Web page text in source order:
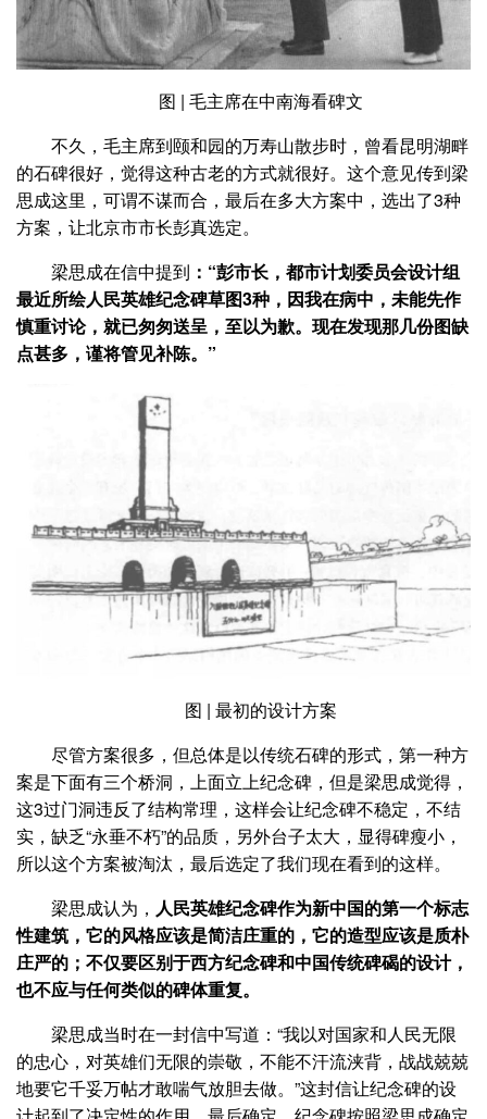
图 | 毛主席在中南海看碑文
不久，毛主席到颐和园的万寿山散步时，曾看昆明湖畔
的石碑很好，觉得这种古老的方式就很好。这个意见传到梁
思成这里，可谓不谋而合，最后在多大方案中，选出了3种
方案，让北京市市长彭真选定。
梁思成在信中提到 ：“彭市长，都市计划委员会设计组
最近所绘人民英雄纪念碑草图3种，因我在病中，未能先作
慎重讨论，就已匆匆送呈，至以为歉。现在发现那几份图缺
点甚多，谨将管见补陈。”
图 | 最初的设计方案
尽管方案很多，但总体是以传统石碑的形式，第一种方
案是下面有三个桥洞，上面立上纪念碑，但是梁思成觉得，
这3过门洞违反了结构常理，这样会让纪念碑不稳定，不结
实，缺乏“永垂不朽”的品质，另外台子太大，显得碑瘦小，
所以这个方案被淘汰，最后选定了我们现在看到的这样。
梁思成认为， 人民英雄纪念碑作为新中国的第一个标志
性建筑，它的风格应该是简洁庄重的，它的造型应该是质朴
庄严的；不仅要区别于西方纪念碑和中国传统碑碣的设计，
也不应与任何类似的碑体重复。
梁思成当时在一封信中写道：“我以对国家和人民无限
的忠心，对英雄们无限的崇敬，不能不汗流浃背，战战兢兢
地要它千妥万帖才敢喘气放胆去做。”这封信让纪念碑的设